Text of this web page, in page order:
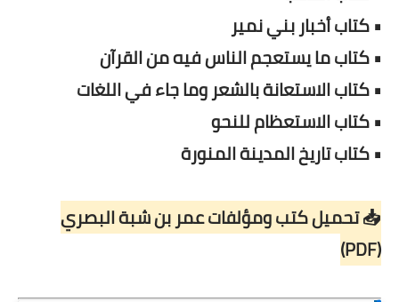
• كتاب أخبار بني نمير
• كتاب ما يستعجم الناس فيه من القرآن
• كتاب الاستعانة بالشعر وما جاء في اللغات
• كتاب الاستعظام للنحو
• كتاب تاريخ المدينة المنورة
📥 تحميل كتب ومؤلفات عمر بن شبة البصري
(PDF)